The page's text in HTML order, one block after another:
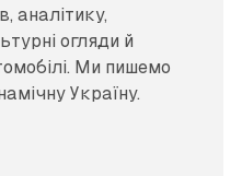
аналітику,
огляди й
Ми пишемо
Україну.